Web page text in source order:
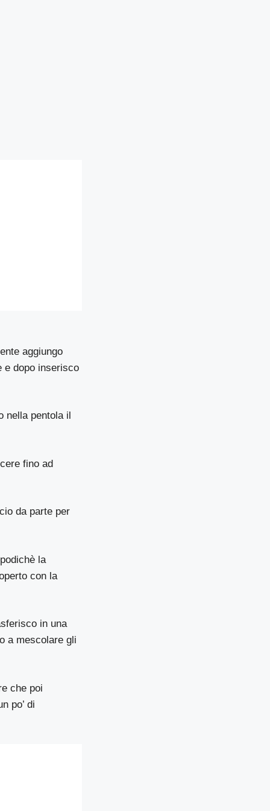
aggiungo
e dopo inserisco
nella pentola il
fino ad
da parte per
la
con la
in una
a mescolare gli
che poi
po’ di